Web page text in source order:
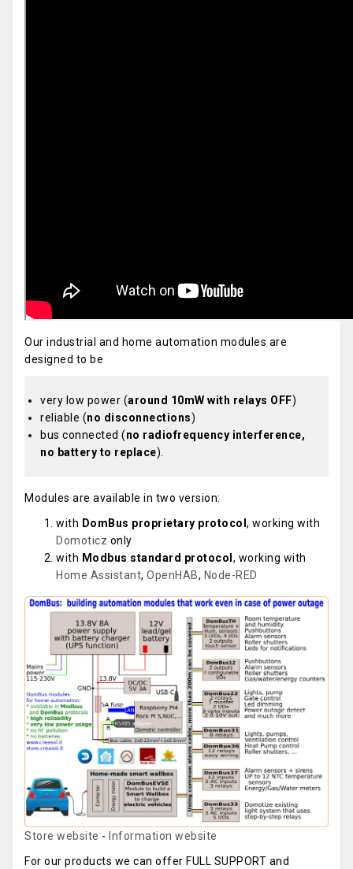
Our industrial and home automation modules are
designed to be
very low power (around 10mW with relays OFF)
reliable (no disconnections)
bus connected (no radiofrequency interference,
no battery to replace).
Modules are available in two version:
with DomBus proprietary protocol , working with
Domoticz only
with Modbus standard protocol , working with
Home Assistant, OpenHAB, Node-RED
Store website - Information website
For our products we can offer FULL SUPPORT and